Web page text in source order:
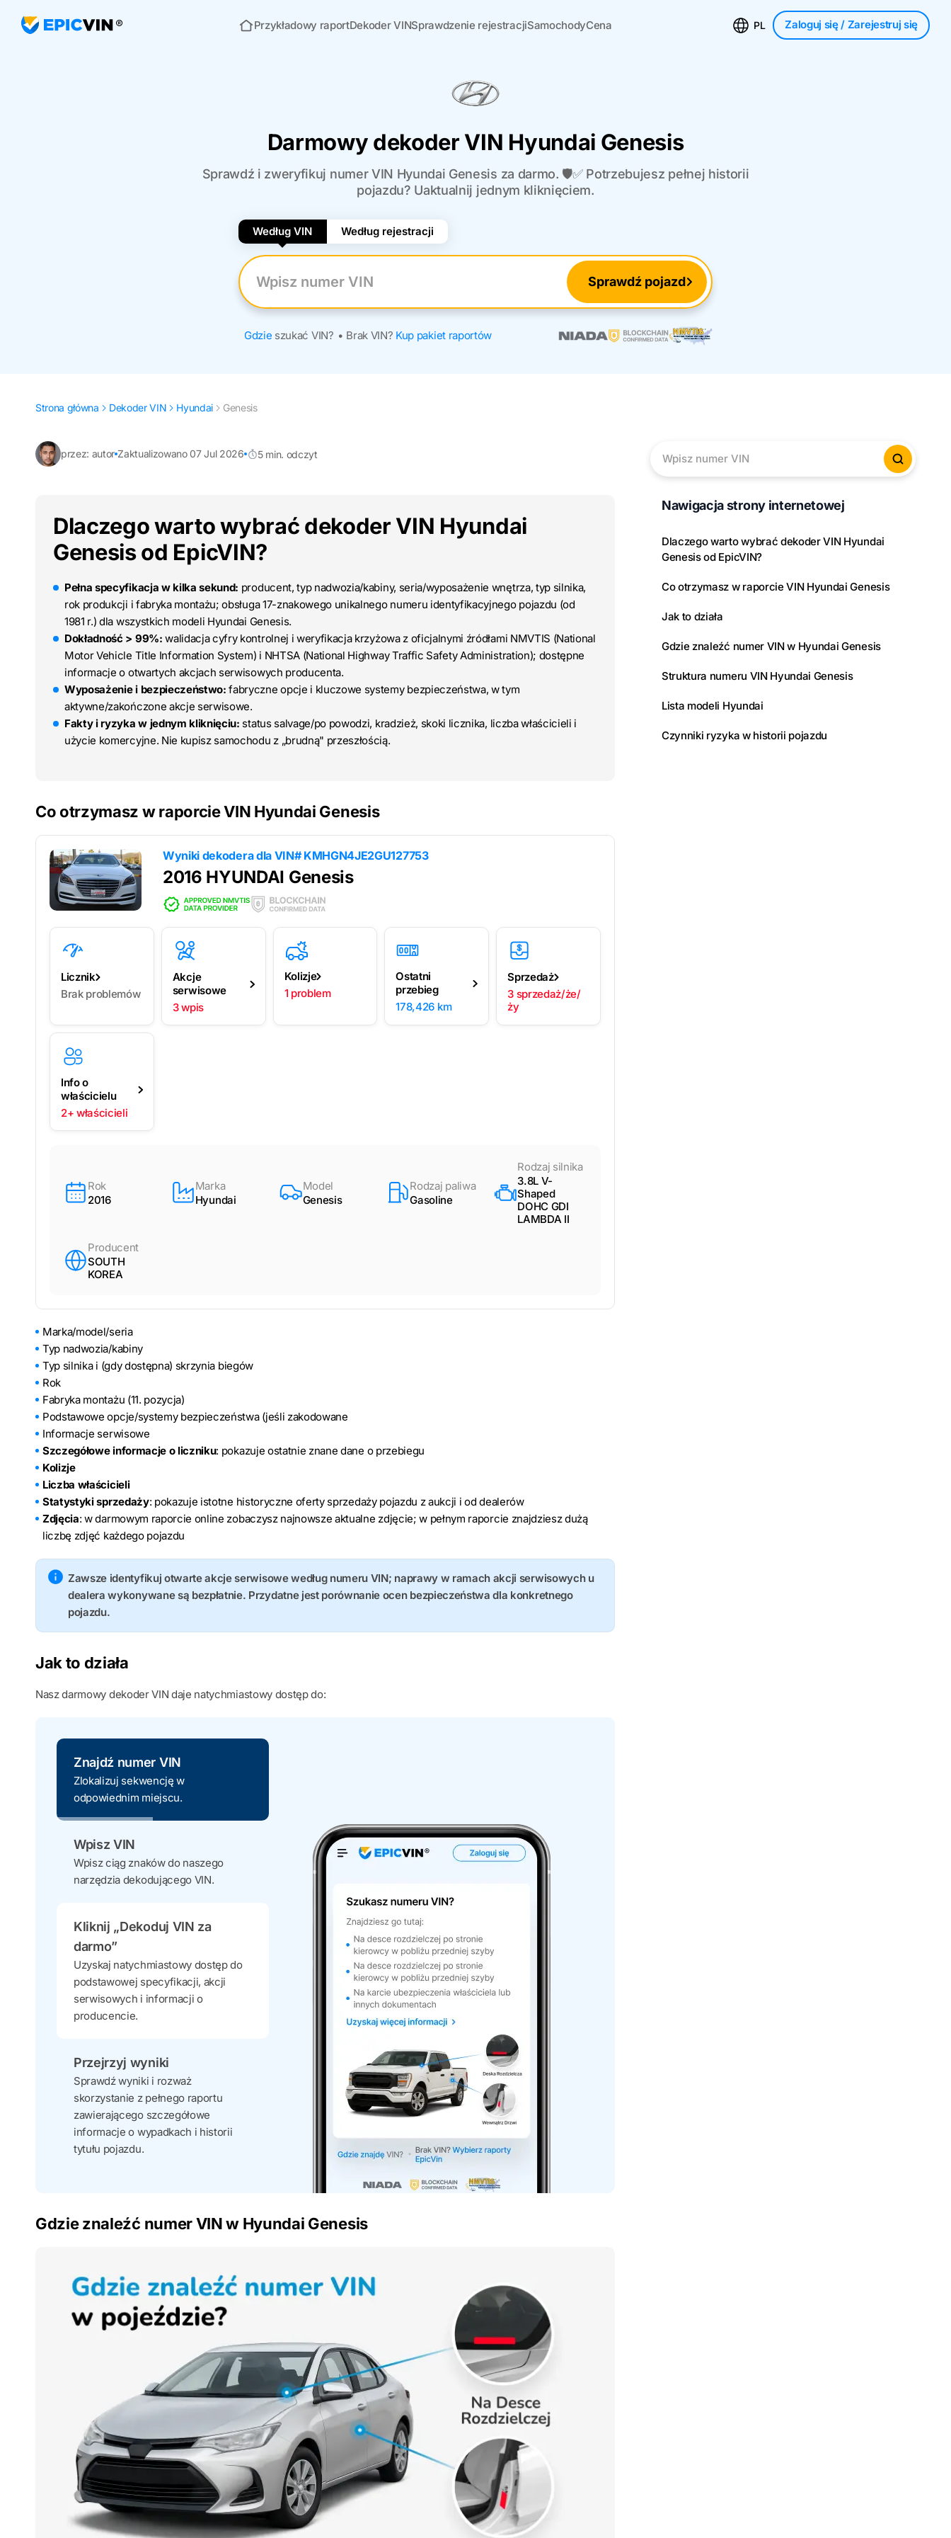
Strona główna
Przykładowy raportDekoder VINSprawdzenie rejestracjiSamochodyCena PL Zaloguj się/ Zarejestruj się
Darmowy dekoder VIN Hyundai Genesis
Sprawdź i zweryfikuj numer VIN Hyundai Genesis za darmo. 🛡️✅ Potrzebujesz pełnej historii
pojazdu? Uaktualnij jednym kliknięciem.
Według VIN Według rejestracji
Wpisz numer VIN Sprawdź pojazd
Gdzie szukać VIN? • Brak VIN? Kup pakiet raportów
Strona główna Dekoder VIN Hyundai Genesis
przez: autor Zaktualizowano 07 Jul 2026 5 min. odczyt
Dlaczego warto wybrać dekoder VIN Hyundai
Genesis od EpicVIN?
Pełna specyfikacja w kilka sekund: producent, typ nadwozia/kabiny, seria/wyposażenie wnętrza, typ silnika,
rok produkcji i fabryka montażu; obsługa 17-znakowego unikalnego numeru identyfikacyjnego pojazdu (od
1981 r.) dla wszystkich modeli Hyundai Genesis.
Dokładność > 99%: walidacja cyfry kontrolnej i weryfikacja krzyżowa z oficjalnymi źródłami NMVTIS (National
Motor Vehicle Title Information System) i NHTSA (National Highway Traffic Safety Administration); dostępne
informacje o otwartych akcjach serwisowych producenta.
Wyposażenie i bezpieczeństwo: fabryczne opcje i kluczowe systemy bezpieczeństwa, w tym
aktywne/zakończone akcje serwisowe.
Fakty i ryzyka w jednym kliknięciu: status salvage/po powodzi, kradzież, skoki licznika, liczba właścicieli i
użycie komercyjne. Nie kupisz samochodu z „brudną" przeszłością.
Co otrzymasz w raporcie VIN Hyundai Genesis
Wyniki dekodera dlaVIN# KMHGN4JE2GU127753
2016 HYUNDAI Genesis
Licznik
Brak problemów
Akcje
serwisowe
3 wpis
Kolizje
1 problem
Ostatni
przebieg
178,426 km
Sprzedaż
3 sprzedaż/że/
ży
Info o
właścicielu
2+ właścicieli
Rok
2016
Marka
Hyundai
Model
Genesis
Rodzaj paliwa
Gasoline
Rodzaj silnika
3.8L V-
Shaped
DOHC GDI
LAMBDA II
Producent
SOUTH
KOREA
Marka/model/seria
Typ nadwozia/kabiny
Typ silnika i (gdy dostępna) skrzynia biegów
Rok
Fabryka montażu (11. pozycja)
Podstawowe opcje/systemy bezpieczeństwa (jeśli zakodowane
Informacje serwisowe
Szczegółowe informacje o liczniku: pokazuje ostatnie znane dane o przebiegu
Kolizje
Liczba właścicieli
Statystyki sprzedaży: pokazuje istotne historyczne oferty sprzedaży pojazdu z aukcji i od dealerów
Zdjęcia: w darmowym raporcie online zobaczysz najnowsze aktualne zdjęcie; w pełnym raporcie znajdziesz dużą
liczbę zdjęć każdego pojazdu
Zawsze identyfikuj otwarte akcje serwisowe według numeru VIN; naprawy w ramach akcji serwisowych u
dealera wykonywane są bezpłatnie. Przydatne jest porównanie ocen bezpieczeństwa dla konkretnego
pojazdu.
Jak to działa
Nasz darmowy dekoder VIN daje natychmiastowy dostęp do:
Znajdź numer VIN
Zlokalizuj sekwencję w
odpowiednim miejscu.
Wpisz VIN
Wpisz ciąg znaków do naszego
narzędzia dekodującego VIN.
Kliknij „Dekoduj VIN za
darmo”
Uzyskaj natychmiastowy dostęp do
podstawowej specyfikacji, akcji
serwisowych i informacji o
producencie.
Przejrzyj wyniki
Sprawdź wyniki i rozważ
skorzystanie z pełnego raportu
zawierającego szczegółowe
informacje o wypadkach i historii
tytułu pojazdu.
Gdzie znaleźć numer VIN w Hyundai Genesis
Wpisz numer VIN Sprawdź
Nawigacja strony internetowej
Dlaczego warto wybrać dekoder VIN Hyundai
Genesis od EpicVIN?
Co otrzymasz w raporcie VIN Hyundai Genesis
Jak to działa
Gdzie znaleźć numer VIN w Hyundai Genesis
Struktura numeru VIN Hyundai Genesis
Lista modeli Hyundai
Czynniki ryzyka w historii pojazdu